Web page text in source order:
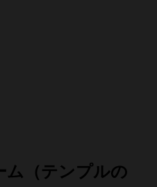
ム（テンプルの